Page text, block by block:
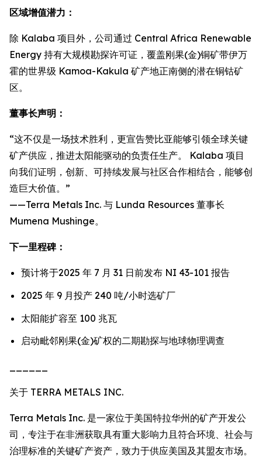
区域增值潜力：
除 Kalaba 项目外，公司通过 Central Africa Renewable
Energy 持有大规模勘探许可证，覆盖刚果(金)铜矿带伊万
霍的世界级 Kamoa-Kakula 矿产地正南侧的潜在铜钴矿
区。
董事长声明：
“这不仅是一场技术胜利，更宣告赞比亚能够引领全球关键
矿产供应，推进太阳能驱动的负责任生产。 Kalaba 项目
向我们证明，创新、可持续发展与社区合作相结合，能够创
造巨大价值。”
——Terra Metals Inc. 与 Lunda Resources 董事长
Mumena Mushinge。
下一里程碑：
预计将于2025 年 7 月 31 日前发布 NI 43-101 报告
2025 年 9 月投产 240 吨/小时选矿厂
太阳能扩容至 100 兆瓦
启动毗邻刚果(金)矿权的二期勘探与地球物理调查
关于 TERRA METALS INC.
Terra Metals Inc. 是一家位于美国特拉华州的矿产开发公
司，专注于在非洲获取具有重大影响力且符合环境、社会与
治理标准的关键矿产资产，致力于供应美国及其盟友市场。